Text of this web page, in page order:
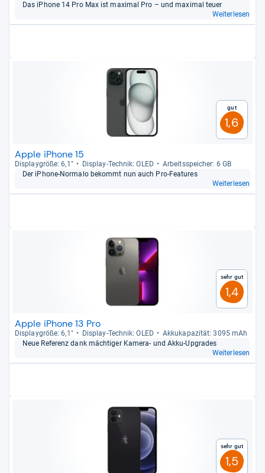
Das iPhone 14 Pro Max ist maxi­mal Pro – und maxi­mal teuer
Weiterlesen
Gut
1,6
Apple iPhone 15
Dis­play­größe: 6,1" Dis­play-​Tech­nik: OLED
Arbeitsspei­cher: 6 GB
Der iPhone-​Nor­malo bekommt nun auch Pro-​Fea­tu­res
Weiterlesen
Sehr gut
1,4
Apple iPhone 13 Pro
Dis­play­größe: 6,1" Dis­play-​Tech­nik: OLED
Akku­ka­pa­zi­tät: 3095 mAh
Neue Refe­renz dank mäch­ti­ger Kamera-​ und Akku-​Upgra­des
Weiterlesen
Sehr gut
1,5